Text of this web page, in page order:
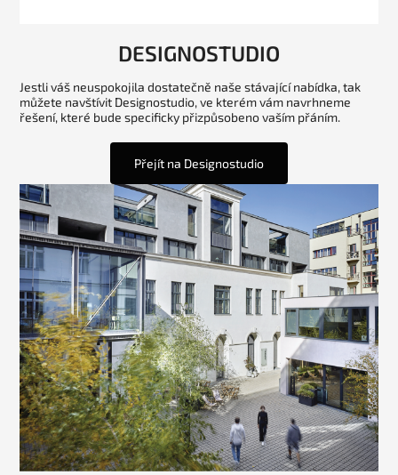
DESIGNOSTUDIO
Jestli váš neuspokojila dostatečně naše stávající nabídka, tak
můžete navštívit Designostudio, ve kterém vám navrhneme
řešení, které bude specificky přizpůsobeno vaším přáním.
Přejít na Designostudio